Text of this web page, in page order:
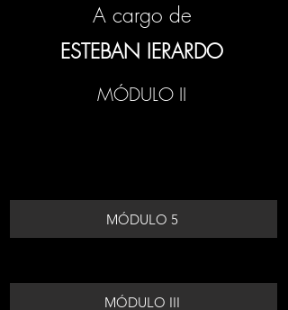
A cargo de
ESTEBAN IERARDO
MÓDULO II
MÓDULO 5
MÓDULO III